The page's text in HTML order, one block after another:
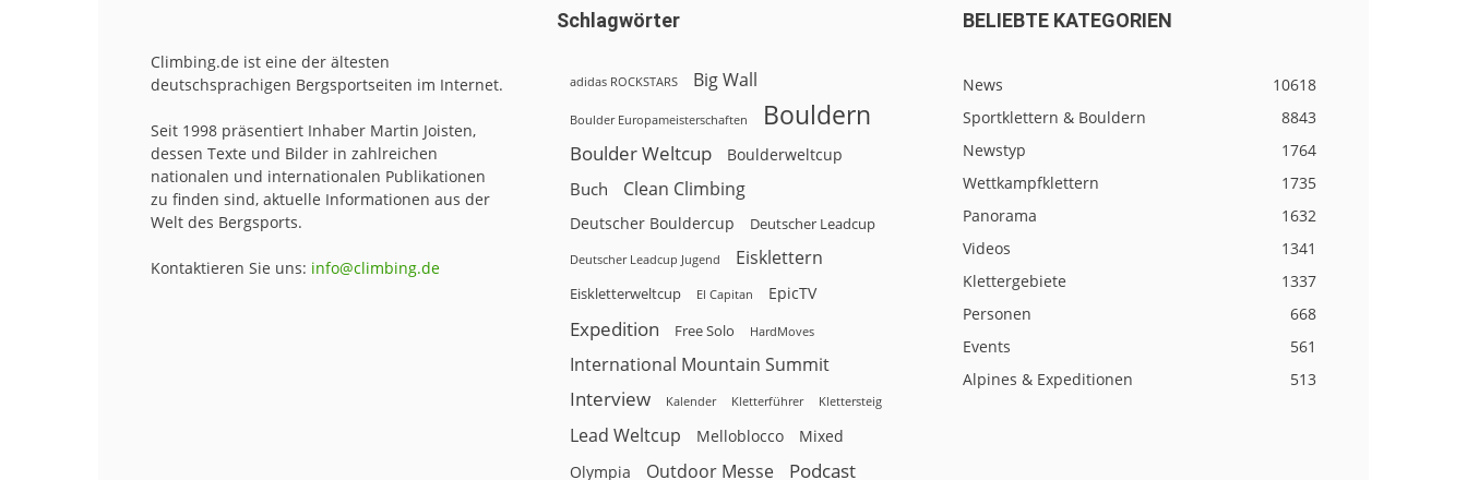
Climbing.de ist eine der ältesten
deutschsprachigen Bergsportseiten im Internet.
Seit 1998 präsentiert Inhaber Martin Joisten,
dessen Texte und Bilder in zahlreichen
nationalen und internationalen Publikationen
zu finden sind, aktuelle Informationen aus der
Welt des Bergsports.
Kontaktieren Sie uns: info@climbing.de
Schlagwörter
adidas ROCKSTARS Big Wall
Boulder Europameisterschaften Bouldern
Boulder Weltcup Boulderweltcup
Buch Clean Climbing
Deutscher Bouldercup Deutscher Leadcup
Deutscher Leadcup Jugend Eisklettern
Eiskletterweltcup El Capitan EpicTV
Expedition Free Solo HardMoves
International Mountain Summit
Interview Kalender Kletterführer Klettersteig
Lead Weltcup Melloblocco Mixed
Olympia Outdoor Messe Podcast
BELIEBTE KATEGORIEN
News
10618
Sportklettern & Bouldern
8843
Newstyp
1764
Wettkampfklettern
1735
Panorama
1632
Videos
1341
Klettergebiete
1337
Personen
668
Events
561
Alpines & Expeditionen
513